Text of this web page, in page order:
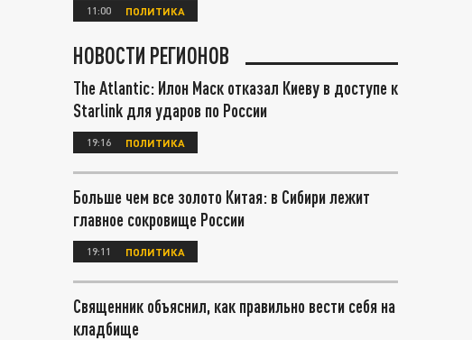
11:00 ПОЛИТИКА
НОВОСТИ РЕГИОНОВ
The Atlantic: Илон Маск отказал Киеву в доступе к
Starlink для ударов по России
19:16 ПОЛИТИКА
Больше чем все золото Китая: в Сибири лежит
главное сокровище России
19:11 ПОЛИТИКА
Священник объяснил, как правильно вести себя на
кладбище